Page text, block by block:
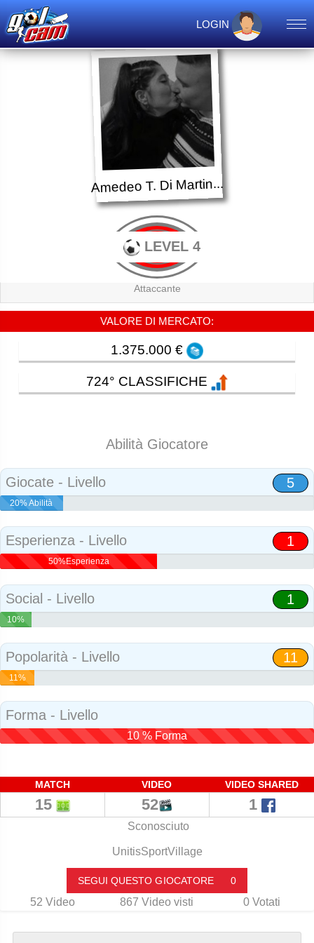
LOGIN
Amedeo T. Di Martin...
LEVEL 4
Attaccante
VALORE DI MERCATO:
1.375.000 €
724° CLASSIFICHE
Abilità Giocatore
Giocate - Livello 5
20% Abilità
Esperienza - Livello 1
50%Esperienza
Social - Livello 1
10%
Popolarità - Livello 11
11%
Forma - Livello
10 % Forma
MATCH VIDEO VIDEO SHARED
15 52 1
Sconosciuto
UnitisSportVillage
SEGUI QUESTO GIOCATORE 0
52 Video 867 Video visti 0 Votati